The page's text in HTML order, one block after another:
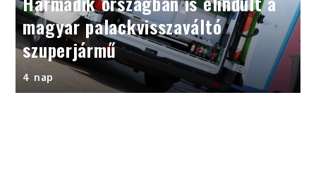
magyar palackvisszaváltó
szuperjármű
4 nap